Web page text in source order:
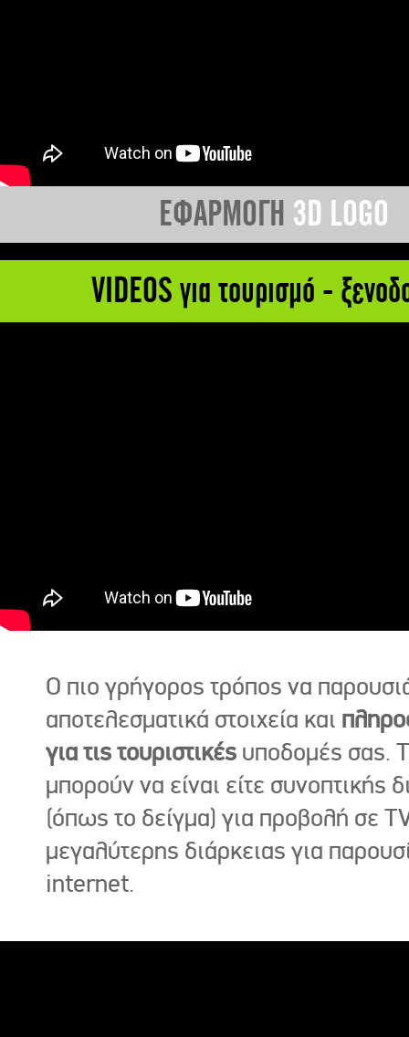
ΕΦΑΡΜΟΓΗ 3D LOGO
VIDEOS για τουρισμό -
Ο πιο γρήγορος τρόπος να
αποτελεσματικά στοιχεία και
για τις τουριστικές υποδομές σας.
μπορούν να είναι είτε συνοπτικής
(όπως το δείγμα) για προβολή σε
μεγαλύτερης διάρκειας για
internet.